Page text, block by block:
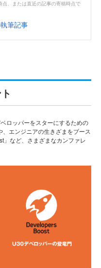
点、または直近の記事の寄稿時点で
筆記事
ロッパーをスターにするための
エンジニアの生きざまをブース
」など、さまざまなカンファレ